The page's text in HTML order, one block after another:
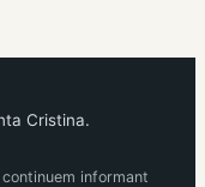
Cristina.
informant